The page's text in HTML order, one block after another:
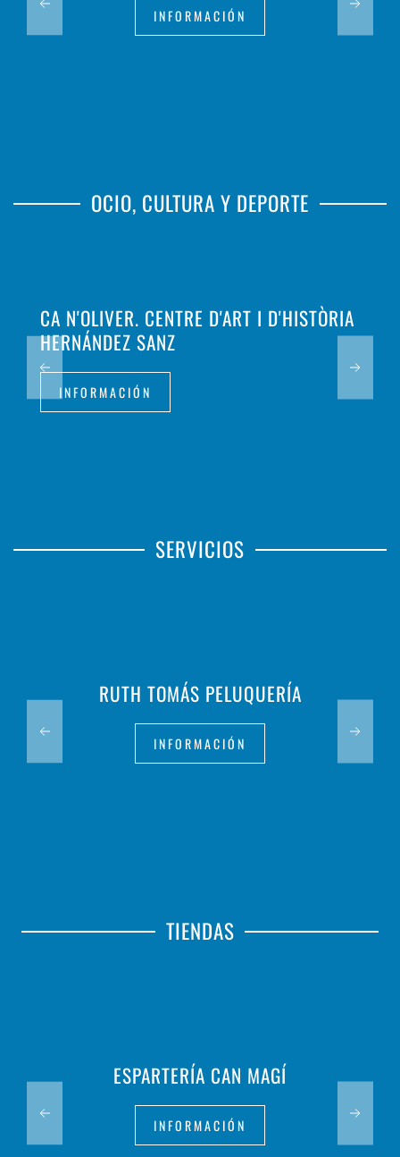
INFORMACIÓN
OCIO, CULTURA Y DEPORTE
CA N'OLIVER. CENTRE D'ART I D'HISTÒRIA
HERNÁNDEZ SANZ
INFORMACIÓN
SERVICIOS
RUTH TOMÁS PELUQUERÍA
INFORMACIÓN
TIENDAS
ESPARTERÍA CAN MAGÍ
INFORMACIÓN